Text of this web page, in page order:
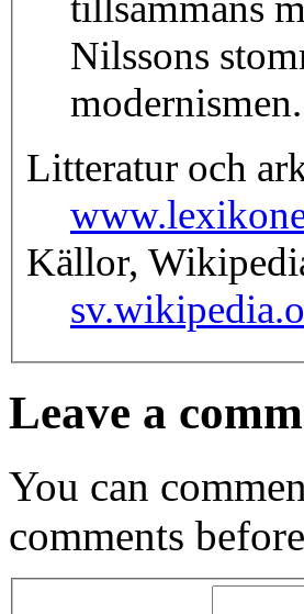
Nilssons
modernismen.
Litteratur och
Källor,
Leave a
You can
comments